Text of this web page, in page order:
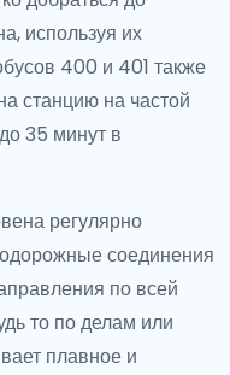
используя их
400 и 401 также
станцию на частой
35 минут в
регулярно
соединения
по всей
то по делам или
плавное и